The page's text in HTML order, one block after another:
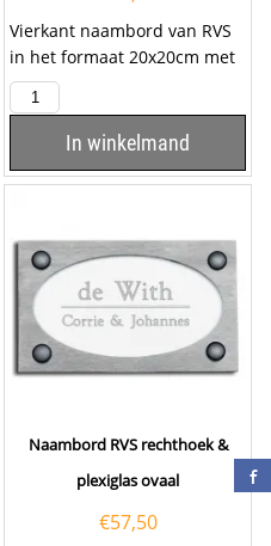
Vierkant naambord van RVS
in het formaat 20x20cm met
een kunststof bovenplaat
met uitgesneden...
In winkelmand
Naambord RVS rechthoek &
plexiglas ovaal
€57,50